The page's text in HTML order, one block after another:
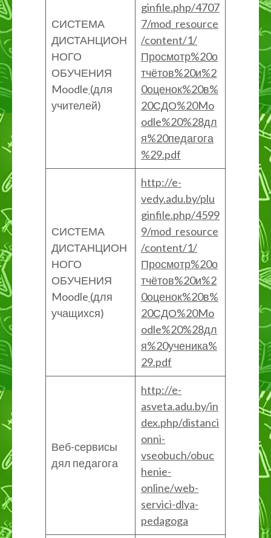
СИСТЕМА
ДИСТАНЦИОН
НОГО
ОБУЧЕНИЯ
Moodle (для
учителей)
ginfile.php/4707
7/mod_resource
/content/1/
Просмотр%20о
тчётов%20и%2
0оценок%20в%
20СДО%20Mo
odle%20%28дл
я%20педагога
%29.pdf
СИСТЕМА
ДИСТАНЦИОН
НОГО
ОБУЧЕНИЯ
Moodle (для
учащихся)
http://e-
vedy.adu.by/plu
ginfile.php/4599
9/mod_resource
/content/1/
Просмотр%20о
тчётов%20и%2
0оценок%20в%
20СДО%20Mo
odle%20%28дл
я%20ученика%
29.pdf
Веб-сервисы
дял педагога
http://e-
asveta.adu.by/in
dex.php/distanci
onni-
vseobuch/obuc
henie-
online/web-
servici-dlya-
pedagoga